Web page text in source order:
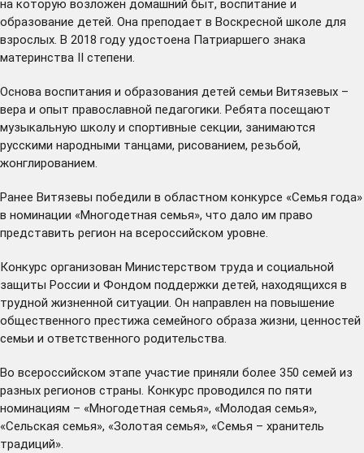
на которую возложен домашний быт, воспитание и
образование детей. Она преподает в Воскресной школе для
взрослых. В 2018 году удостоена Патриаршего знака
материнства II степени.
Основа воспитания и образования детей семьи Витязевых –
вера и опыт православной педагогики. Ребята посещают
музыкальную школу и спортивные секции, занимаются
русскими народными танцами, рисованием, резьбой,
жонглированием.
Ранее Витязевы победили в областном конкурсе «Семья года»
в номинации «Многодетная семья», что дало им право
представить регион на всероссийском уровне.
Конкурс организован Министерством труда и социальной
защиты России и Фондом поддержки детей, находящихся в
трудной жизненной ситуации. Он направлен на повышение
общественного престижа семейного образа жизни, ценностей
семьи и ответственного родительства.
Во всероссийском этапе участие приняли более 350 семей из
разных регионов страны. Конкурс проводился по пяти
номинациям – «Многодетная семья», «Молодая семья»,
«Сельская семья», «Золотая семья», «Семья – хранитель
традиций».